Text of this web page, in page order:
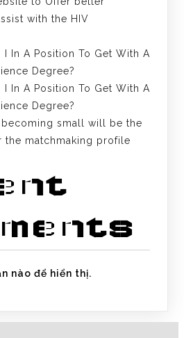
with the HIV
I In A Position To Get With A
Degree?
I In A Position To Get With A
Degree?
becoming small will be the
the matchmaking profile
nào để hiển thị.